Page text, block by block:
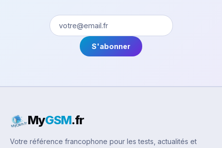
S'abonner
MyGSM.fr
Votre référence francophone pour les tests, actualités et